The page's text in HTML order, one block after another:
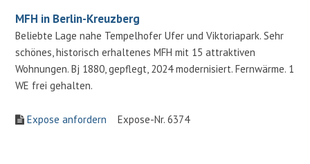
MFH in Berlin-Kreuzberg
Beliebte Lage nahe Tempelhofer Ufer und Viktoriapark. Sehr
schönes, historisch erhaltenes MFH mit 15 attraktiven
Wohnungen. Bj 1880, gepflegt, 2024 modernisiert. Fernwärme. 1
WE frei gehalten.
Expose anfordern Expose-Nr. 6374